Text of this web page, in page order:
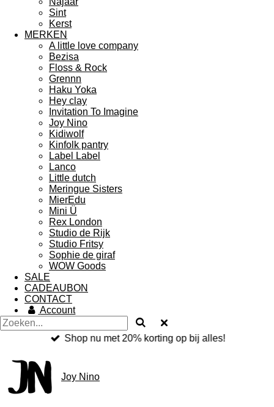
Sint
Kerst
MERKEN
A little love company
Bezisa
Floss & Rock
Grennn
Haku Yoka
Hey clay
Invitation To Imagine
Joy Nino
Kidiwolf
Kinfolk pantry
Label Label
Lanco
Little dutch
Meringue Sisters
MierEdu
Mini Ü
Rex London
Studio de Rijk
Studio Fritsy
Sophie de giraf
WOW Goods
SALE
CADEAUBON
CONTACT
Account
Shop nu met 20% korting op bij alles!
Joy Nino